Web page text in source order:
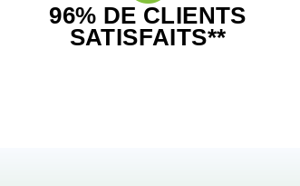
96% DE CLIENTS
SATISFAITS**